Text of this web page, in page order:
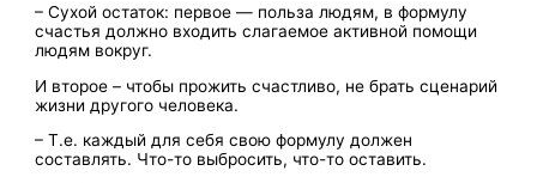
– Сухой остаток: первое — польза людям, в формулу
счастья должно входить слагаемое активной помощи
людям вокруг.
И второе – чтобы прожить счастливо, не брать сценарий
жизни другого человека.
– Т.е. каждый для себя свою формулу должен
составлять. Что-то выбросить, что-то оставить.